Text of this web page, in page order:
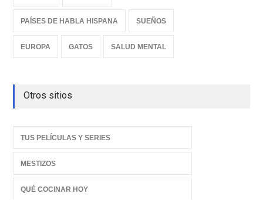
PAÍSES DE HABLA HISPANA SUEÑOS
EUROPA GATOS SALUD MENTAL
Otros sitios
TUS PELÍCULAS Y SERIES
MESTIZOS
QUÉ COCINAR HOY